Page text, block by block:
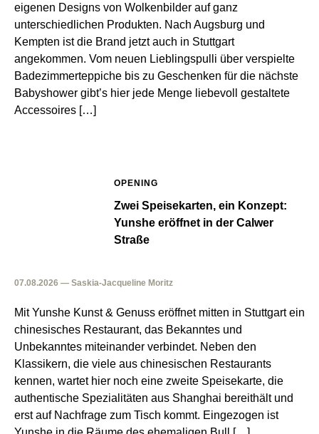
eigenen Designs von Wolkenbilder auf ganz
unterschiedlichen Produkten. Nach Augsburg und
Kempten ist die Brand jetzt auch in Stuttgart
angekommen. Vom neuen Lieblingspulli über verspielte
Badezimmerteppiche bis zu Geschenken für die nächste
Babyshower gibt’s hier jede Menge liebevoll gestaltete
Accessoires […]
OPENING
Zwei Speisekarten, ein Konzept:
Yunshe eröffnet in der Calwer
Straße
07.08.2026 — Saskia-Jacqueline Moritz
Mit Yunshe Kunst & Genuss eröffnet mitten in Stuttgart ein
chinesisches Restaurant, das Bekanntes und
Unbekanntes miteinander verbindet. Neben den
Klassikern, die viele aus chinesischen Restaurants
kennen, wartet hier noch eine zweite Speisekarte, die
authentische Spezialitäten aus Shanghai bereithält und
erst auf Nachfrage zum Tisch kommt. Eingezogen ist